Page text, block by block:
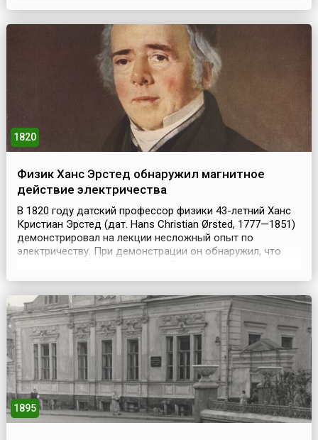
или Показание к житейскому обхождению, собранное от
включала азбуку, цифры и духовные наставления. ...
1820
Физик Ханс Эрстед обнаружил магнитное
действие электричества
В 1820 году датский профессор физики 43-летний Ханс
Кристиан Эрстед (дат. Hans Christian Ørsted, 1777—1851)
демонстрировал на лекции несложный опыт по
электричеству. При демонстрации он обнаружил, что
оказывает воздействие на магнитную стрелку компаса,
произошло 15 февраля 1820 года.Это открытие не было
слу...
1895